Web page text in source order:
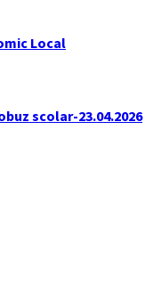
Local
scolar-23.04.2026